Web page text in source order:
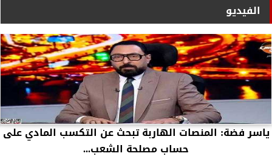
الفيديو
ياسر فضة: المنصات الهاربة تبحث عن التكسب المادي على
حساب مصلحة الشعب...